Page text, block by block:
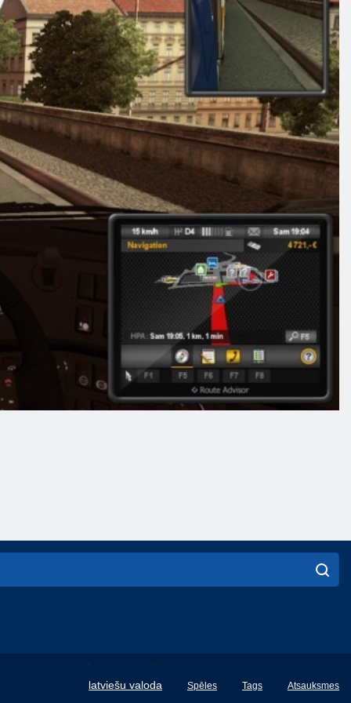
latviešu valoda
English
Spēles Tags Atsauksmes